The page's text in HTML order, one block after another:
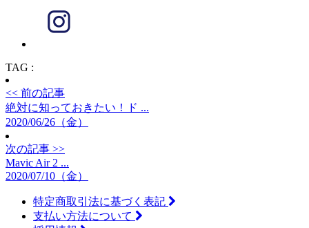
TAG :
<< 前の記事
絶対に知っておきたい！ド ...
2020/06/26（金）
次の記事 >>
Mavic Air 2 ...
2020/07/10（金）
特定商取引法に基づく表記
支払い方法について